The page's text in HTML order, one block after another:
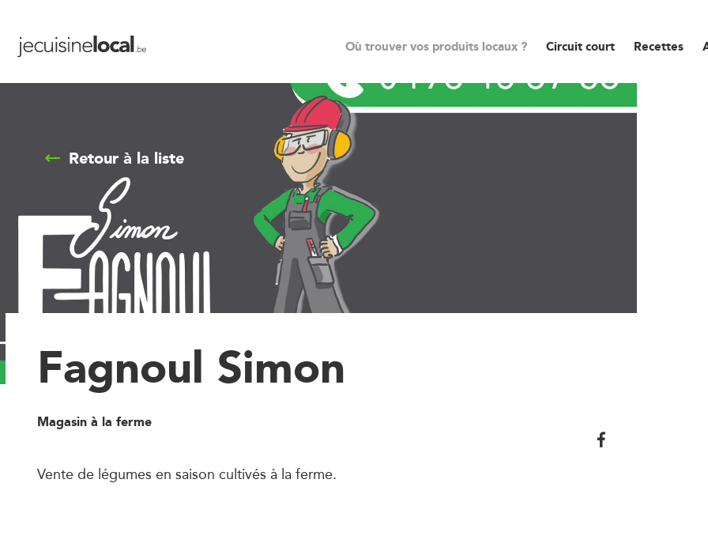
Où trouver vos produits locaux ? Circuit court Recettes
Retour à la liste
Fagnoul Simon
Magasin à la ferme
Vente de légumes en saison cultivés à la ferme.